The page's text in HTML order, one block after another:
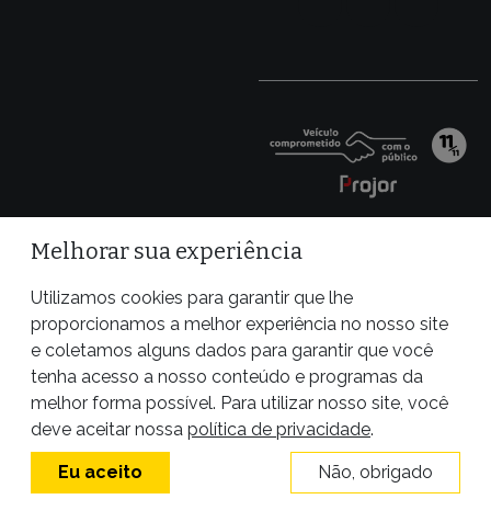
Site desenvolvido por
Melhorar sua experiência
Utilizamos cookies para garantir que lhe
proporcionamos a melhor experiência no nosso site
e coletamos alguns dados para garantir que você
tenha acesso a nosso conteúdo e programas da
melhor forma possível. Para utilizar nosso site, você
deve aceitar nossa política de privacidade.
Eu aceito Não, obrigado